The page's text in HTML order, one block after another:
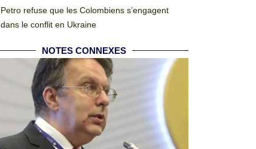
Petro refuse que les Colombiens s’engagent
dans le conflit en Ukraine
NOTES CONNEXES